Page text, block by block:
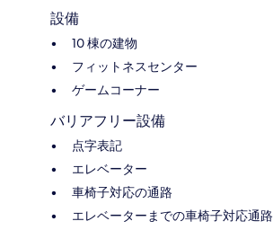
設備
10 棟の建物
フィットネスセンター
ゲームコーナー
バリアフリー設備
点字表記
エレベーター
車椅子対応の通路
エレベーターまでの車椅子対応通路